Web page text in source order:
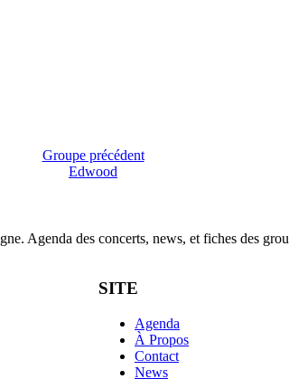
Groupe précédent
Edwood
Agenda des concerts, news, et fiches des
SITE
Agenda
À Propos
Contact
News